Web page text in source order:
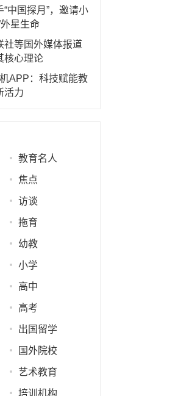
中国探月”，邀请小
星生命
社等国外媒体报道
核心理论
APP：科技赋能教
活力
教育名人
焦点
访谈
拖育
幼教
小学
高中
高考
出国留学
国外院校
艺术教育
培训机构